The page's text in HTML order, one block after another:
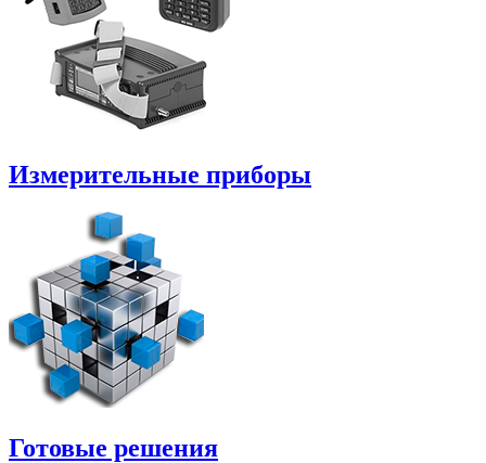
Измерительные приборы
Готовые решения